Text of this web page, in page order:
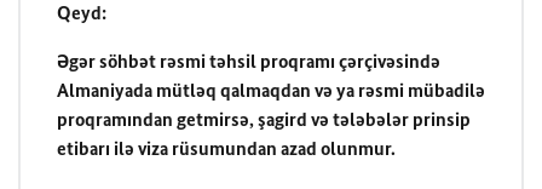
Qeyd:
Əgər söhbət rəsmi təhsil proqramı çərçivəsində
Almaniyada mütləq qalmaqdan və ya rəsmi mübadilə
proqramından getmirsə, şagird və tələbələr prinsip
etibarı ilə viza rüsumundan azad olunmur.